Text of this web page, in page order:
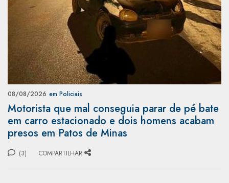
08/08/2026 em Policiais
Motorista que mal conseguia parar de pé bate
em carro estacionado e dois homens acabam
presos em Patos de Minas
(3) COMPARTILHAR